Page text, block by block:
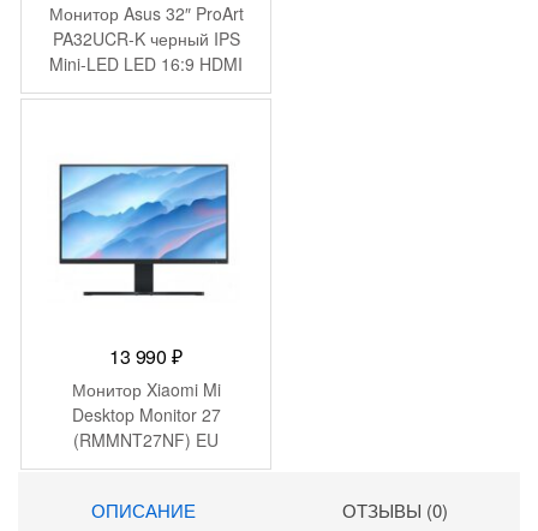
Монитор Asus 32″ ProArt
PA32UCR-K черный IPS
Mini-LED LED 16:9 HDMI
M/M матовая HAS Piv
USB 12.3кг
13 990₽
Монитор Xiaomi Mi
Desktop Monitor 27
(RMMNT27NF) EU
BHR4975
ОПИСАНИЕ ОТЗЫВЫ (0)